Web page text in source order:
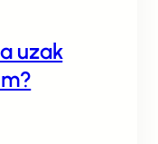
uzak